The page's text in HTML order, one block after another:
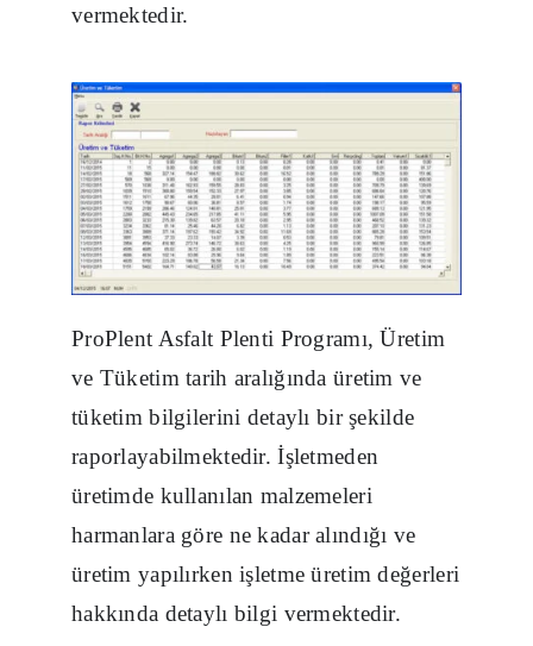
vermektedir.
ProPlent Asfalt Plenti Programı, Üretim
ve Tüketim tarih aralığında üretim ve
tüketim bilgilerini detaylı bir şekilde
raporlayabilmektedir. İşletmeden
üretimde kullanılan malzemeleri
harmanlara göre ne kadar alındığı ve
üretim yapılırken işletme üretim değerleri
hakkında detaylı bilgi vermektedir.